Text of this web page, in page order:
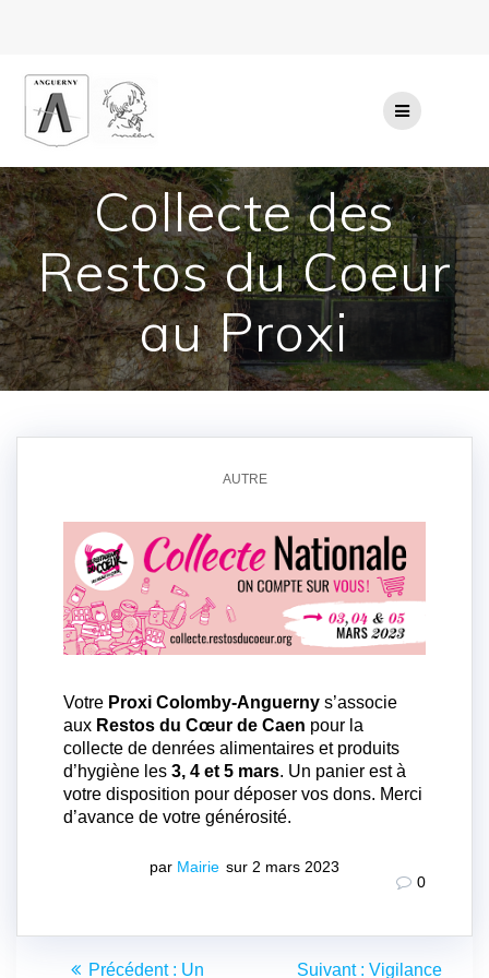
Collecte des
Restos du Coeur
au Proxi
AUTRE
Votre Proxi Colomby-Anguerny s’associe
aux Restos du Cœur de Caen pour la
collecte de denrées alimentaires et produits
d’hygiène les 3, 4 et 5 mars. Un panier est à
votre disposition pour déposer vos dons. Merci
d’avance de votre générosité.
par Mairie sur 2 mars 2023
0
Navigation
Précédent : Article
Un
Suivant : Article
Vigilance